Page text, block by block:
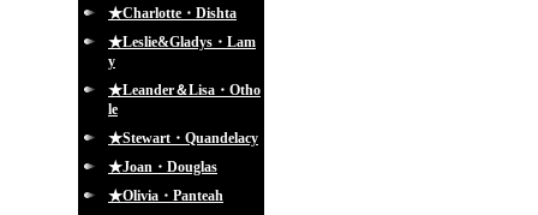
★Charlotte・Dishta
★Leslie&Gladys・Lam
y
★Leander＆Lisa・Otho
le
★Stewart・Quandelacy
★Joan・Douglas
★Olivia・Panteah